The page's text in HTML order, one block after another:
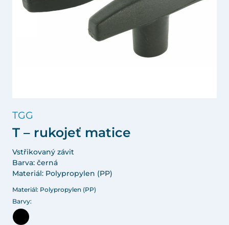
TGG
T – rukojeť matice
Vstřikovaný závit
Barva: černá
Materiál: Polypropylen (PP)
Materiál: Polypropylen (PP)
Barvy: